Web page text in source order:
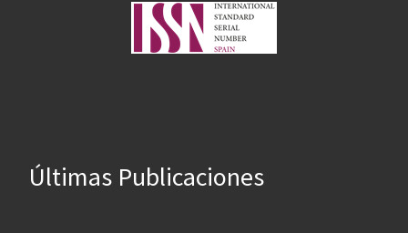
Últimas Publicaciones